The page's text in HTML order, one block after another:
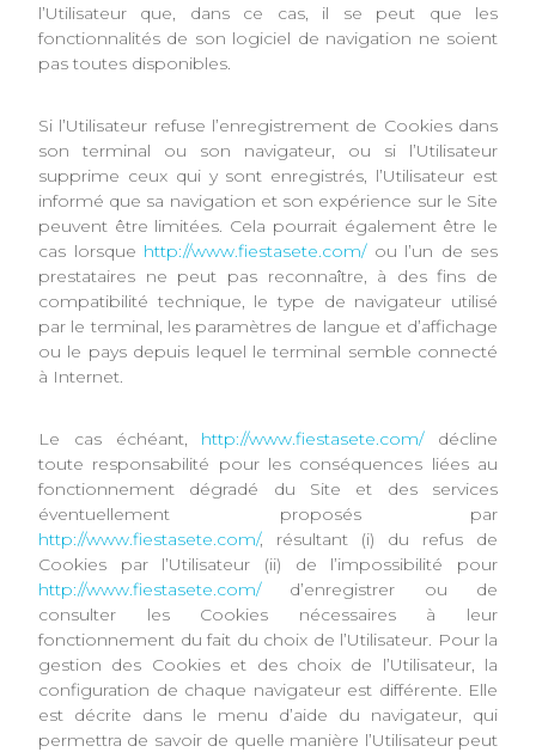
l’Utilisateur que, dans ce cas, il se peut que les
fonctionnalités de son logiciel de navigation ne soient
pas toutes disponibles.
Si l’Utilisateur refuse l’enregistrement de Cookies dans
son terminal ou son navigateur, ou si l’Utilisateur
supprime ceux qui y sont enregistrés, l’Utilisateur est
informé que sa navigation et son expérience sur le Site
peuvent être limitées. Cela pourrait également être le
cas lorsque http://www.fiestasete.com/ou l’un de ses
prestataires ne peut pas reconnaître, à des fins de
compatibilité technique, le type de navigateur utilisé
par le terminal, les paramètres de langue et d’affichage
ou le pays depuis lequel le terminal semble connecté
à Internet.
Le cas échéant, http://www.fiestasete.com/décline
toute responsabilité pour les conséquences liées au
fonctionnement dégradé du Site et des services
éventuellement proposés par
http://www.fiestasete.com/, résultant (i) du refus de
Cookies par l’Utilisateur (ii) de l’impossibilité pour
http://www.fiestasete.com/d’enregistrer ou de
consulter les Cookies nécessaires à leur
fonctionnement du fait du choix de l’Utilisateur. Pour la
gestion des Cookies et des choix de l’Utilisateur, la
configuration de chaque navigateur est différente. Elle
est décrite dans le menu d’aide du navigateur, qui
permettra de savoir de quelle manière l’Utilisateur peut